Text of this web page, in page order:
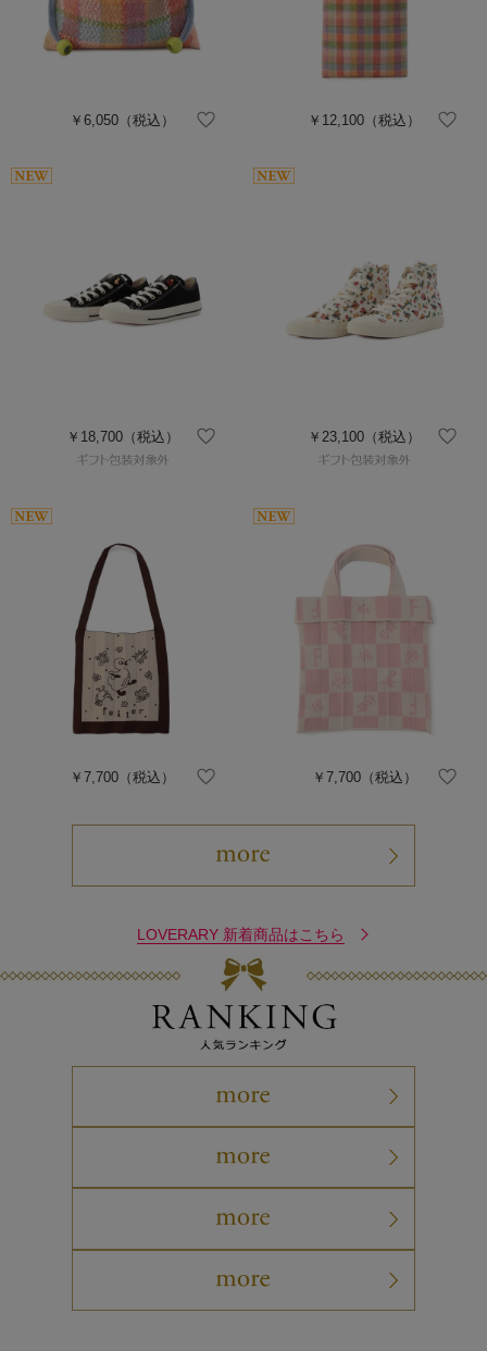
￥6,050 （税込） ￥12,100 （税込）
￥18,700（税込） ￥23,100 （税込）
￥7,700 （税込） ￥7,700（税込）
LOVERARY 新着商品はこちら